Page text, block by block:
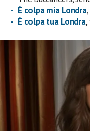
È colpa mia Londra
È colpa tua Londra,